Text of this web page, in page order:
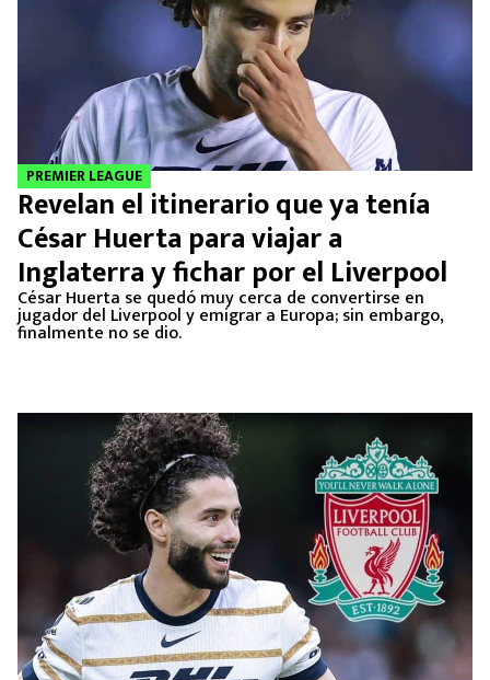
PREMIER LEAGUE
Revelan el itinerario que ya tenía
César Huerta para viajar a
Inglaterra y fichar por el Liverpool
César Huerta se quedó muy cerca de convertirse en
jugador del Liverpool y emigrar a Europa; sin embargo,
finalmente no se dio.